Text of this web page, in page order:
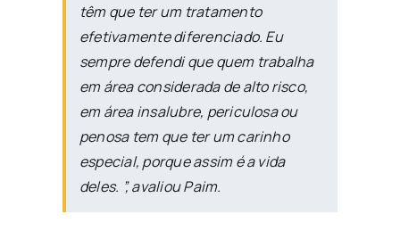
têm que ter um tratamento
efetivamente diferenciado. Eu
sempre defendi que quem trabalha
em área considerada de alto risco,
em área insalubre, periculosa ou
penosa tem que ter um carinho
especial, porque assim é a vida
deles. ”, avaliou Paim.